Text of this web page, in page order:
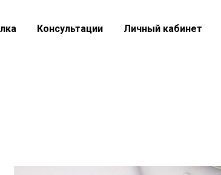
Консультации Личный кабинет